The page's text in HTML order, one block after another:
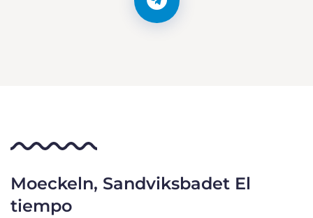
Moeckeln, Sandviksbadet El
tiempo